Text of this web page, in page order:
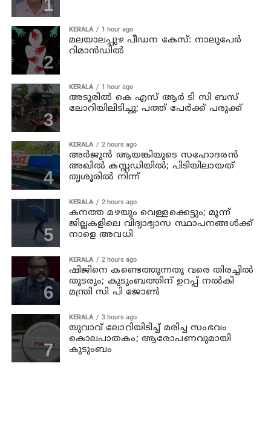
KERALA 1 hour ago
മലയാലപ്പുഴ പീഡന കേസ്: നാലുപേര്‍
റിമാന്‍ഡില്‍
KERALA 1 hour ago
അടൂരില്‍ കെ എസ് ആര്‍ ടി സി ബസ്
ലോറിയിലിടിച്ചു; പത്ത് പേര്‍ക്ക് പരുക്ക്
KERALA 2 hours ago
അര്‍ജുന്‍ ആയങ്കിയുടെ സഹോദരന്‍
അഖില്‍ കസ്റ്റഡിയില്‍; പിടിയിലായത്
തൃശൂരില്‍ നിന്ന്
KERALA 2 hours ago
കനത്ത മഴയും വെള്ളക്കെട്ടും; മൂന്ന്‌
ജില്ലകളിലെ വിദ്യാഭ്യാസ സ്ഥാപനങ്ങള്‍ക്ക്
നാളെ അവധി
KERALA 2 hours ago
ഷിജിനെ കണ്ടെത്തുന്നതു വരെ തിരച്ചില്‍
തുടരും; കുടുംബത്തിന് ഉറപ്പ് നല്‍കി
മന്ത്രി സി പി ജോണ്‍
KERALA 3 hours ago
യുവാവ് ലോറിയിടിച്ച് മരിച്ച സംഭവം
കൊലപാതകം; ആരോപണവുമായി
കുടുംബം